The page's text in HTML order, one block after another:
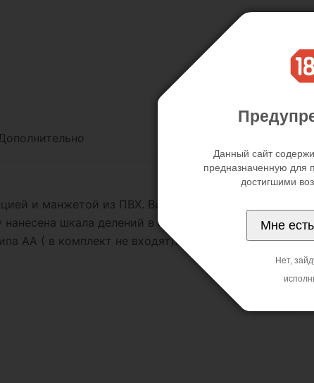
и манжетой из ПВХ. Виброэлемент расположен
нанесена шкала делений в см. Общая длина колбы
АА ( в комплект не входят).
Данный сайт
предназначенную для
достигшими
Мне
Нет,